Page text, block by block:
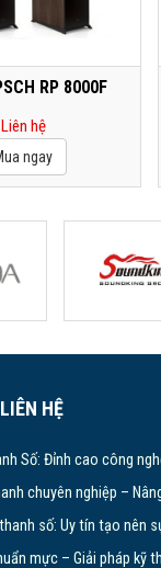
RP 8000F
Liên hệ
HỆ
Số: Đỉnh cao công
chuyên nghiệp –
số: Uy tín tạo nên
mực – Giải pháp kỹ